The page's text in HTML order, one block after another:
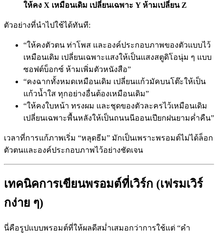
ให้คง X เหมือนเดิม เปลี่ยนเฉพาะ Y ห้ามเปลี่ยน Z
ตัวอย่างที่นำไปใช้ได้ทันที:
“ให้คงตัวตน ท่าโพส และองค์ประกอบภาพของตัวแบบไว้
เหมือนเดิม เปลี่ยนเฉพาะแสงให้เป็นแสงสตูดิโอนุ่ม ๆ แบบ
ซอฟต์บ็อกซ์ ห้ามเพิ่มตัวหนังสือ”
“คงฉากทั้งหมดเหมือนเดิม เปลี่ยนแก้วมัคบนโต๊ะให้เป็น
แก้วน้ำใส ทุกอย่างอื่นต้องเหมือนเดิม”
“ให้คงใบหน้า ทรงผม และชุดของตัวละครไว้เหมือนเดิม
เปลี่ยนเฉพาะพื้นหลังให้เป็นถนนนีออนเปียกฝนยามค่ำคืน”
เวลาที่การแก้ภาพเริ่ม “หลุดธีม” มักเป็นเพราะพรอมต์ไม่ได้ล็อก
ตัวตนและองค์ประกอบภาพไว้อย่างชัดเจน
เทคนิคการเขียนพรอมต์ที่เวิร์ก (เฟรมเวิร์
กง่าย ๆ)
นี่คือรูปแบบพรอมต์ที่ให้ผลดีสม่ำเสมอกว่าการใช้แต่ “คำ